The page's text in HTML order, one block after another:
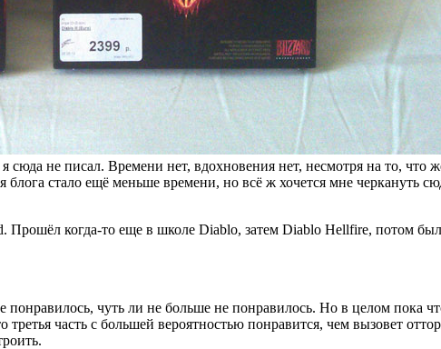
сюда не писал. Времени нет, вдохновения нет, несмотря на то, что
стало ещё меньше времени, но всё ж хочется мне черкануть
Прошёл когда-то еще в школе Diablo, затем Diablo Hellfire, потом
чуть ли не больше не понравилось. Но в целом пока
часть с большей вероятностью понравится, чем вызовет